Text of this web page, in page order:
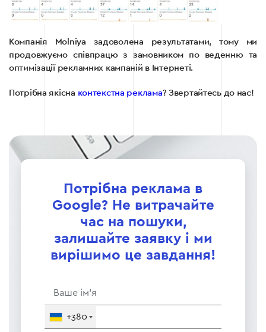
Компанія Molniya задоволена результатами, тому ми
продовжуємо співпрацю з замовником по веденню та
оптимізації рекламних кампаній в Інтернеті.
Потрібна якісна контекстна реклама? Звертайтесь до нас!
Потрібна реклама в
Google? Не витрачайте
час на пошуки,
залишайте заявку і ми
вирішимо це завдання!
+380